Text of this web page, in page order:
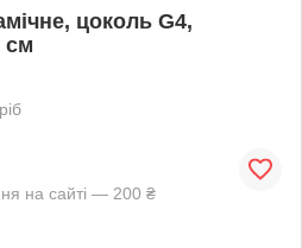
цоколь G4,
см
на сайті — 200 ₴